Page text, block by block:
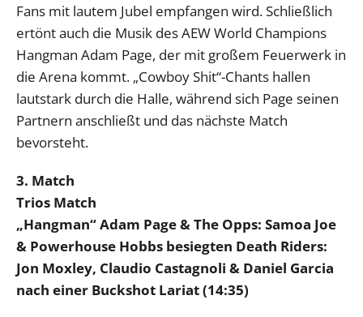
Fans mit lautem Jubel empfangen wird. Schließlich
ertönt auch die Musik des AEW World Champions
Hangman Adam Page, der mit großem Feuerwerk in
die Arena kommt. „Cowboy Shit“-Chants hallen
lautstark durch die Halle, während sich Page seinen
Partnern anschließt und das nächste Match
bevorsteht.
3. Match
Trios Match
„Hangman“ Adam Page & The Opps: Samoa Joe
& Powerhouse Hobbs besiegten Death Riders:
Jon Moxley, Claudio Castagnoli & Daniel Garcia
nach einer Buckshot Lariat (14:35)